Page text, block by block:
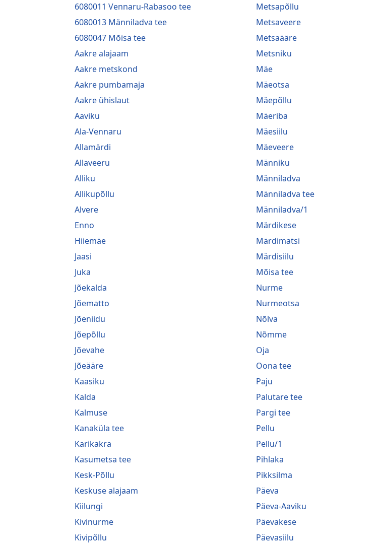
6080011 Vennaru-Rabasoo tee
6080013 Männiladva tee
6080047 Mõisa tee
Aakre alajaam
Aakre metskond
Aakre pumbamaja
Aakre ühislaut
Aaviku
Ala-Vennaru
Allamärdi
Allaveeru
Alliku
Allikupõllu
Alvere
Enno
Hiiemäe
Jaasi
Juka
Jõekalda
Jõematto
Jõeniidu
Jõepõllu
Jõevahe
Jõeääre
Kaasiku
Kalda
Kalmuse
Kanaküla tee
Karikakra
Kasumetsa tee
Kesk-Põllu
Keskuse alajaam
Kiilungi
Kivinurme
Kivipõllu
Metsapõllu
Metsaveere
Metsaääre
Metsniku
Mäe
Mäeotsa
Mäepõllu
Mäeriba
Mäesiilu
Mäeveere
Männiku
Männiladva
Männiladva tee
Männiladva/1
Märdikese
Märdimatsi
Märdisiilu
Mõisa tee
Nurme
Nurmeotsa
Nõlva
Nõmme
Oja
Oona tee
Paju
Palutare tee
Pargi tee
Pellu
Pellu/1
Pihlaka
Pikksilma
Päeva
Päeva-Aaviku
Päevakese
Päevasiilu